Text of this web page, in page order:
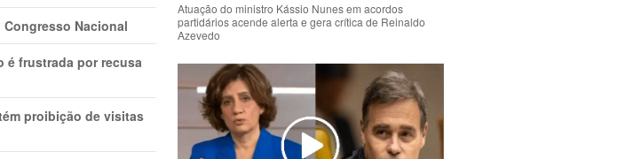
Nacional
é frustrada por recusa
proibição de visitas
Atuação do ministro Kássio Nunes em acordos
partidários acende alerta e gera crítica de Reinaldo
Azevedo